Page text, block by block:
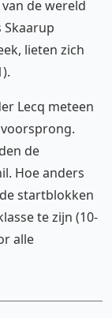
de wereld
Skaarup
lieten zich
Lecq meteen
de
Hoe anders
startblokken
te zijn (10-
alle